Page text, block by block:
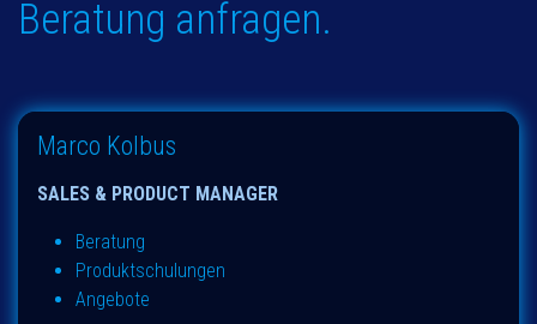
Beratung anfragen.
Marco Kolbus
SALES & PRODUCT MANAGER
Beratung
Produktschulungen
Angebote